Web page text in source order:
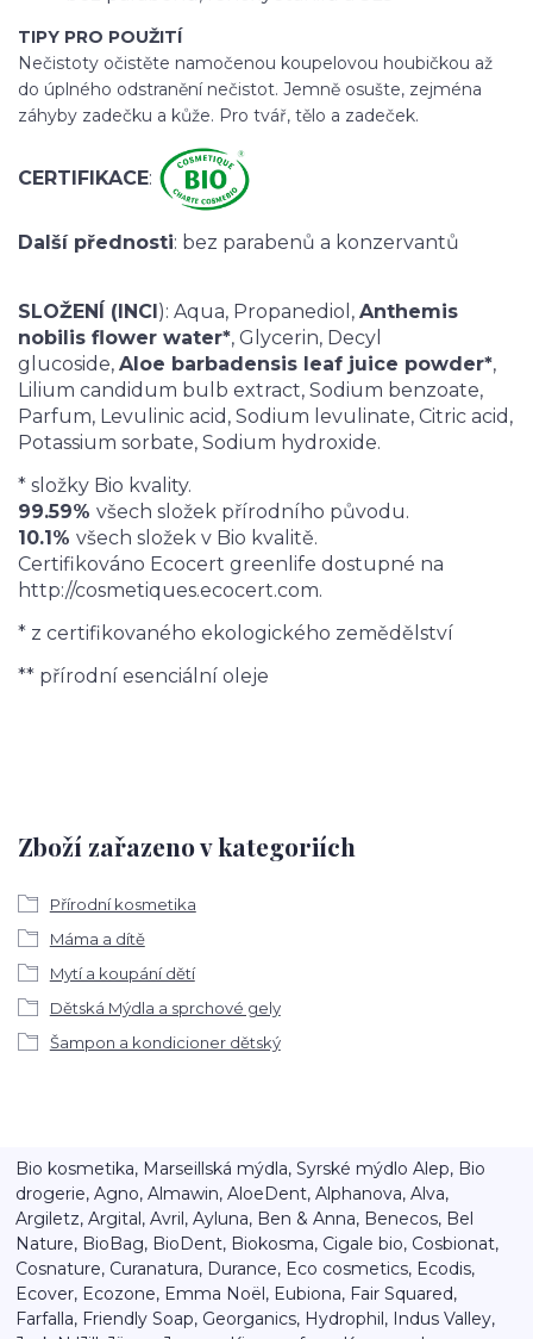
TIPY PRO POUŽITÍ
Nečistoty očistěte namočenou koupelovou houbičkou až
do úplného odstranění nečistot. Jemně osušte, zejména
záhyby zadečku a kůže. Pro tvář, tělo a zadeček.
CERTIFIKACE:
Další přednosti: bez parabenů a konzervantů
SLOŽENÍ (INCI): Aqua, Propanediol, Anthemis
nobilis flower water*, Glycerin, Decyl
glucoside, Aloe barbadensis leaf juice powder*,
Lilium candidum bulb extract, Sodium benzoate,
Parfum, Levulinic acid, Sodium levulinate, Citric acid,
Potassium sorbate, Sodium hydroxide.
* složky Bio kvality.
99.59% všech složek přírodního původu.
10.1% všech složek v Bio kvalitě.
Certifikováno Ecocert greenlife dostupné na
http://cosmetiques.ecocert.com.
* z certifikovaného ekologického zemědělství
** přírodní esenciální oleje
Zboží zařazeno v kategoriích
Přírodní kosmetika
Máma a dítě
Mytí a koupání dětí
Dětská Mýdla a sprchové gely
Šampon a kondicioner dětský
Bio kosmetika, Marseillská mýdla, Syrské mýdlo Alep, Bio
drogerie, Agno, Almawin, AloeDent, Alphanova, Alva,
Argiletz, Argital, Avril, Ayluna, Ben & Anna, Benecos, Bel
Nature, BioBag, BioDent, Biokosma, Cigale bio, Cosbionat,
Cosnature, Curanatura, Durance, Eco cosmetics, Ecodis,
Ecover, Ecozone, Emma Noël, Eubiona, Fair Squared,
Farfalla, Friendly Soap, Georganics, Hydrophil, Indus Valley,